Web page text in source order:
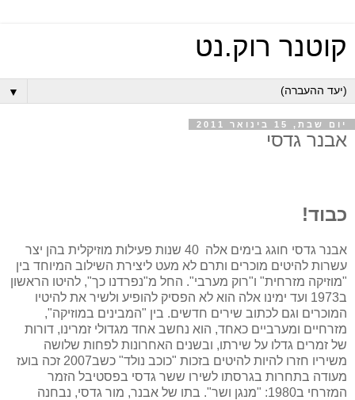
קוטנר רוק.נט
▼
יום שבת, 15 בינואר 2011
אבנר גדסי
כבוד!
אבנר גדסי חוגג בימים אלה
40 שנות פעילות מוזיקלית בהן יצר
עשרות להיטים מוכרים ותרם לא מעט ליצירת השילוב המיוחד בין
"מוזיקה מזרחית" ו"רוק מערבי". החל מ"נפרדנו כך", להיטו הראשון
ב1973 ועד ימינו אלה הוא לא הפסיק להופיע ולשיר את להיטיו
המוכרים וגם לכתוב שירים חדשים. בין "המבינים במוזיקה",
מזרחיים ומערביים כאחד, הוא נחשב אחד מגדולי זמרינו, דורות
של זמרים גדלו על שירתו, ובשנים האחרונות לפחות שלושה
משיריו חזרו להיות להיטים בזכות "כוכב נולד" כשב2007 זכה בועז
מעודה בתחרות בגרסתו לשירו ששר גדסי בפסטיבל הזמר
המזרחי ב1980: "מנגן ושר". בתו של אבנר, מור גדסי, נבחנה